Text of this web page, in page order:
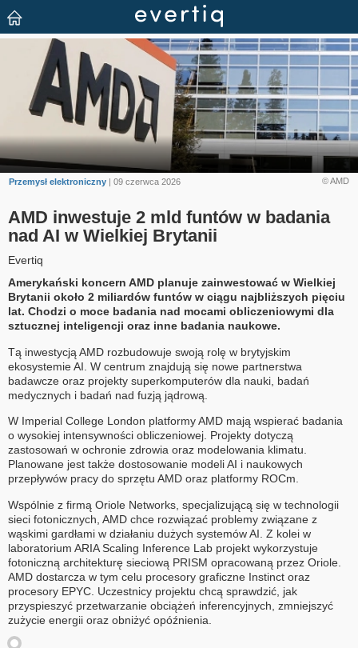
© AMD
Przemysł elektroniczny | 09 czerwca 2026
AMD inwestuje 2 mld funtów w badania
nad AI w Wielkiej Brytanii
Evertiq
Amerykański koncern AMD planuje zainwestować w Wielkiej
Brytanii około 2 miliardów funtów w ciągu najbliższych pięciu
lat. Chodzi o moce badania nad mocami obliczeniowymi dla
sztucznej inteligencji oraz inne badania naukowe.
Tą inwestycją AMD rozbudowuje swoją rolę w brytyjskim
ekosystemie AI. W centrum znajdują się nowe partnerstwa
badawcze oraz projekty superkomputerów dla nauki, badań
medycznych i badań nad fuzją jądrową.
W Imperial College London platformy AMD mają wspierać badania
o wysokiej intensywności obliczeniowej. Projekty dotyczą
zastosowań w ochronie zdrowia oraz modelowania klimatu.
Planowane jest także dostosowanie modeli AI i naukowych
przepływów pracy do sprzętu AMD oraz platformy ROCm.
Wspólnie z firmą Oriole Networks, specjalizującą się w technologii
sieci fotonicznych, AMD chce rozwiązać problemy związane z
wąskimi gardłami w działaniu dużych systemów AI. Z kolei w
laboratorium ARIA Scaling Inference Lab projekt wykorzystuje
fotoniczną architekturę sieciową PRISM opracowaną przez Oriole.
AMD dostarcza w tym celu procesory graficzne Instinct oraz
procesory EPYC. Uczestnicy projektu chcą sprawdzić, jak
przyspieszyć przetwarzanie obciążeń inferencyjnych, zmniejszyć
zużycie energii oraz obniżyć opóźnienia.